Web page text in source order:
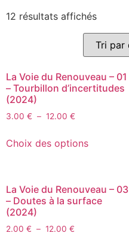
12 résultats affichés
La Voie du Renouveau – 01
– Tourbillon d’incertitudes
(2024)
3.00 € – 12.00 €
Choix des options
La Voie du Renouveau – 03
– Doutes à la surface
(2024)
2.00 € – 12.00 €